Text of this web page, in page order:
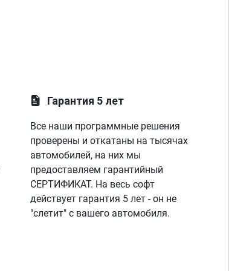
Гарантия 5 лет
Все наши программные решения
проверены и откатаны на тысячах
автомобилей, на них мы
предоставляем гарантийный
СЕРТИФИКАТ. На весь софт
действует гарантия 5 лет - он не
"слетит" с вашего автомобиля.